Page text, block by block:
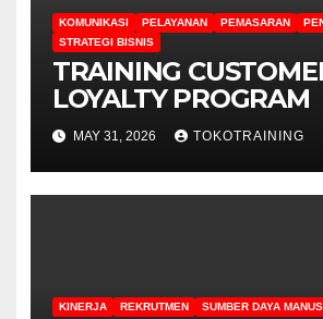
KOMUNIKASI PELAYANAN PEMASARAN
STRATEGI BISNIS
TRAINING
LOYALTY PROGRAM
MAY 31, 2026 TOKOTRAINING
KINERJA REKRUTMEN SUMBER DAYA